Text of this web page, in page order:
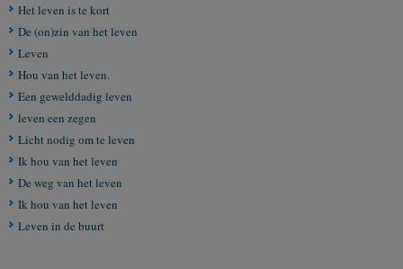
Het leven is te kort
De (on)zin van het leven
Leven
Hou van het leven.
Een gewelddadig leven
leven een zegen
Licht nodig om te leven
Ik hou van het leven
De weg van het leven
Ik hou van het leven
Leven in de buurt